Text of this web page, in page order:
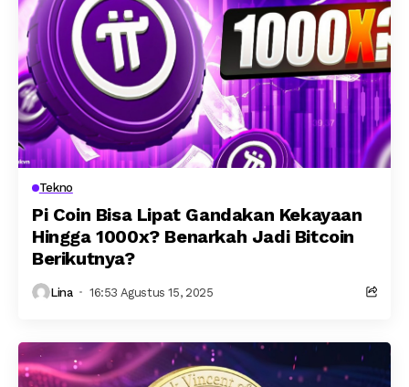
Tekno
Pi Coin Bisa Lipat Gandakan Kekayaan
Hingga 1000x? Benarkah Jadi Bitcoin
Berikutnya?
Lina 16:53 Agustus 15, 2025